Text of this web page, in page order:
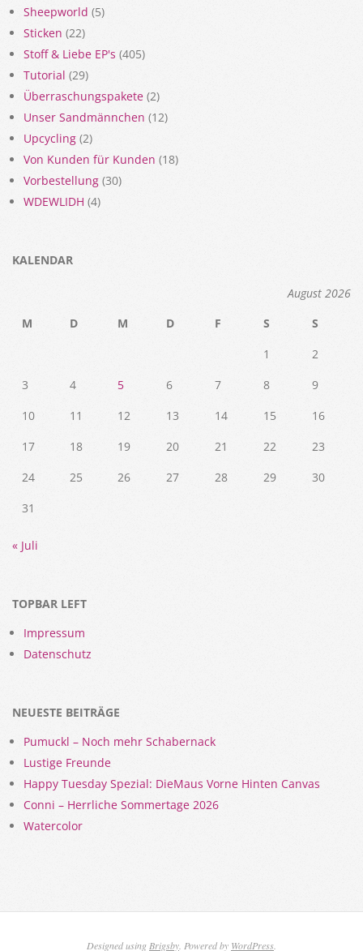
Sheepworld (5)
Sticken (22)
Stoff & Liebe EP's (405)
Tutorial (29)
Überraschungspakete (2)
Unser Sandmännchen (12)
Upcycling (2)
Von Kunden für Kunden (18)
Vorbestellung (30)
WDEWLIDH (4)
KALENDAR
August 2026
M
D M D F S
S
1
2
3
4 5 6 7 8
9
10
11 12 13 14 15
16
17
18 19 20 21 22
23
24
25 26 27 28 29
30
31
« Juli
TOPBAR LEFT
Impressum
Datenschutz
NEUESTE BEITRÄGE
Pumuckl – Noch mehr Schabernack
Lustige Freunde
Happy Tuesday Spezial: DieMaus Vorne Hinten Canvas
Conni – Herrliche Sommertage 2026
Watercolor
Designed using Brigsby . Powered by WordPress